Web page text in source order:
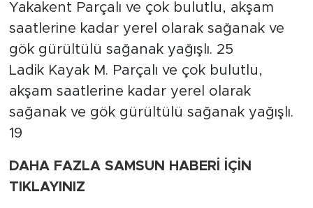
Yakakent Parçalı ve çok bulutlu, akşam
saatlerine kadar yerel olarak sağanak ve
gök gürültülü sağanak yağışlı. 25
Ladik Kayak M. Parçalı ve çok bulutlu,
akşam saatlerine kadar yerel olarak
sağanak ve gök gürültülü sağanak yağışlı.
19
DAHA FAZLA SAMSUN HABERİ İÇİN
TIKLAYINIZ